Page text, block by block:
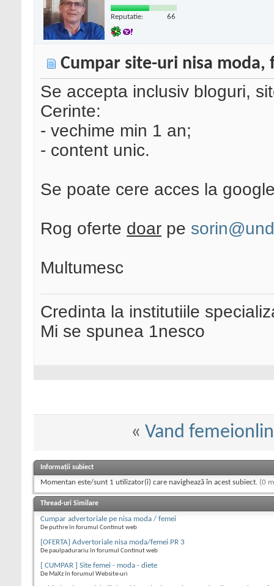
Reputatie: 66
Cumpar site-uri nisa moda,
Se accepta inclusiv bloguri,
Cerinte:
- vechime min 1 an;
- content unic.
Se poate cere acces la
Rog oferte doar pe
Multumesc
Credinta la institutiile
Mi se spunea 1nesco
« Vand
Informații subiect
Momentan este/sunt 1 utilizator(i) care navighează în acest subiect. (0
Thread-uri Similare
Cumpar advertoriale pe nisa moda / femei
De puthre în forumul Continut web
[OFERTA] Advertoriale nisa moda/femei PR 3
De paulpadurariu în forumul Continut web
[ CUMPAR ] Site femei - moda - diete
De MaXz în forumul Website-uri